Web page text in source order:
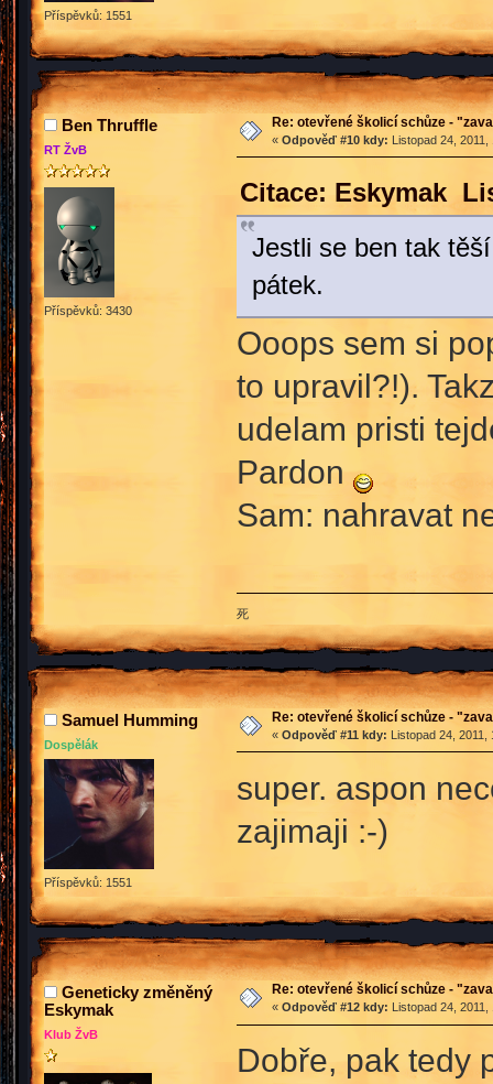
Příspěvků: 1551
Ben Thruffle
RT ŽvB
Příspěvků: 3430
Re: otevřené školicí schůze -
« Odpověď #10 kdy: Listopad 24,
Citace: Eskymak
Jestli se ben tak
pátek.
Ooops sem si
to upravil?!).
udelam pristi
Pardon
Sam: nahravat
死
Samuel Humming
Dospělák
Příspěvků: 1551
Re: otevřené školicí schůze -
« Odpověď #11 kdy: Listopad 24, 2011,
super. aspon
zajimaji :-)
Geneticky změněný
Eskymak
Klub ŽvB
Re: otevřené školicí schůze -
« Odpověď #12 kdy: Listopad 24, 2011,
Dobře, pak tedy